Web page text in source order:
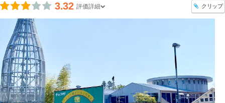
3.32 評価詳細 クリップ